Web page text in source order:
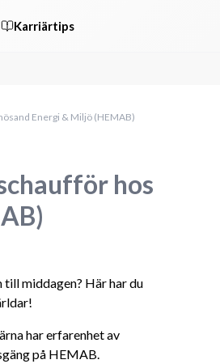
Karriärtips
Energi & Miljö (HEMAB)
hos
middagen? Här har du
har erfarenhet av
på HEMAB.